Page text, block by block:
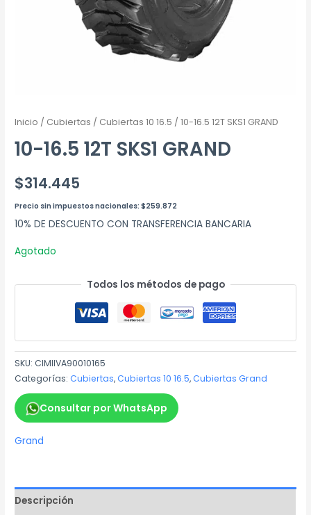
Inicio / Cubiertas / Cubiertas 10 16.5 / 10-16.5 12T SKS1 GRAND
10-16.5 12T SKS1 GRAND
$314.445
Precio sin impuestos nacionales:$259.872
10% DE DESCUENTO CON TRANSFERENCIA BANCARIA
Agotado
Todos los métodos de pago
SKU:CIMIIVA90010165
Categorías:Cubiertas,Cubiertas 10 16.5,Cubiertas Grand
Consultar por WhatsApp
Grand
Descripción